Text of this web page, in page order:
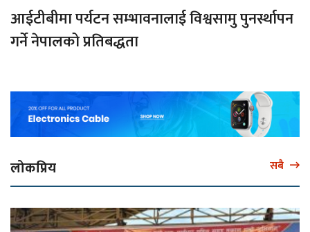
आईटीबीमा पर्यटन सम्भावनालाई विश्वसामु पुनर्स्थापन
गर्ने नेपालको प्रतिबद्धता
लोकप्रिय सबै